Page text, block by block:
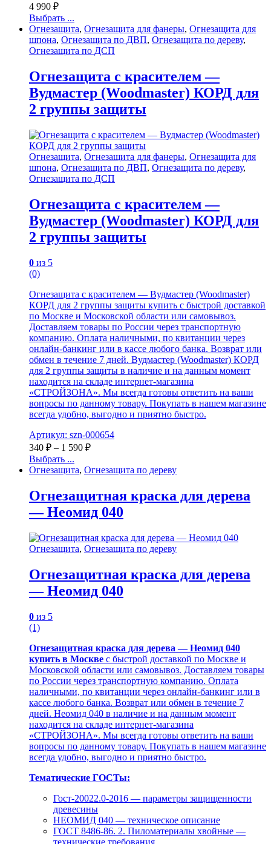
4 990 ₽
Выбрать ...
Огнезащита, Огнезащита для фанеры, Огнезащита для
шпона, Огнезащита по ДВП, Огнезащита по дереву,
Огнезащита по ДСП
Огнезащита с красителем —
Вудмастер (Woodmaster) КОРД для
2 группы защиты
Огнезащита, Огнезащита для фанеры, Огнезащита для
шпона, Огнезащита по ДВП, Огнезащита по дереву,
Огнезащита по ДСП
Огнезащита с красителем —
Вудмастер (Woodmaster) КОРД для
2 группы защиты
0 из 5
(0)
Огнезащита с красителем — Вудмастер (Woodmaster)
КОРД для 2 группы защиты купить с быстрой доставкой
по Москве и Московской области или самовывоз.
Доставляем товары по России через транспортную
компанию. Оплата наличными, по квитанции через
онлайн-банкинг или в кассе любого банка. Возврат или
обмен в течение 7 дней. Вудмастер (Woodmaster) КОРД
для 2 группы защиты в наличие и на данным момент
находится на складе интернет-магазина
«СТРОЙЗОНА». Мы всегда готовы ответить на ваши
вопросы по данному товару. Покупать в нашем магазине
всегда удобно, выгодно и приятно быстро.
Артикул: szn-000654
340 ₽ – 1 590 ₽
Выбрать ...
Огнезащита, Огнезащита по дереву
Огнезащитная краска для дерева
— Неомид 040
Огнезащита, Огнезащита по дереву
Огнезащитная краска для дерева
— Неомид 040
0 из 5
(1)
Огнезащитная краска для дерева — Неомид 040
купить в Москве с быстрой доставкой по Москве и
Московской области или самовывоз. Доставляем товары
по России через транспортную компанию. Оплата
наличными, по квитанции через онлайн-банкинг или в
кассе любого банка. Возврат или обмен в течение 7
дней. Неомид 040 в наличие и на данным момент
находится на складе интернет-магазина
«СТРОЙЗОНА». Мы всегда готовы ответить на ваши
вопросы по данному товару. Покупать в нашем магазине
всегда удобно, выгодно и приятно быстро.
Тематические ГОСТы:
Гост-20022.0-2016 — параметры защищенности
древесины
НЕОМИД 040 — техническое описание
ГОСТ 8486-86. 2. Пиломатериалы хвойные —
технические требования